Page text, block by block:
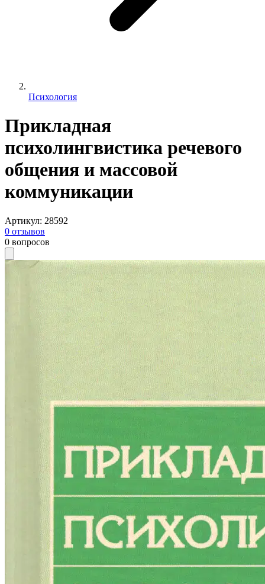
Психология
Прикладная
психолингвистика речевого
общения и массовой
коммуникации
Артикул: 28592
0 отзывов
0 вопросов